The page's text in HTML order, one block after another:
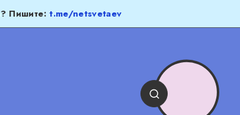
? Пишите:t.me/netsvetaev